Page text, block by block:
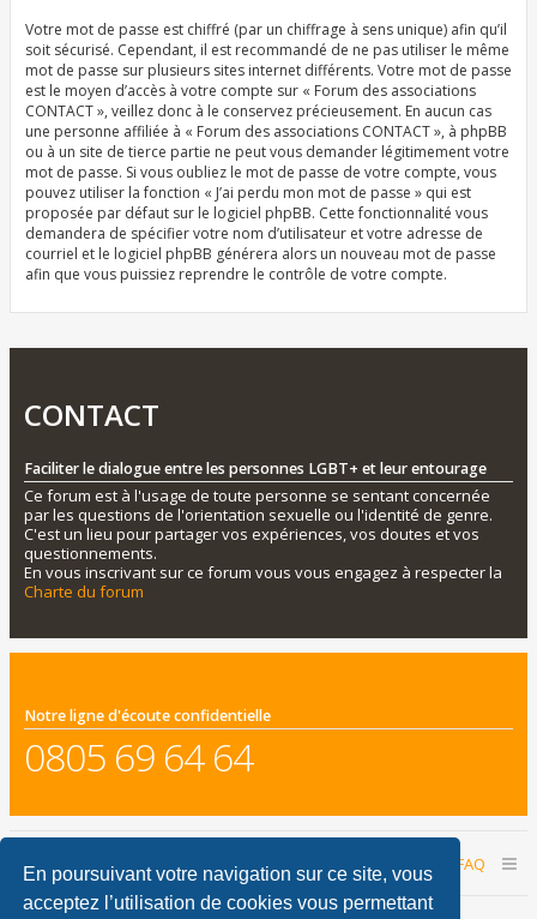
En poursuivant votre navigation sur ce site, vous
acceptez l’utilisation de cookies vous permettant
Votre mot de passe est chiffré (par un chiffrage à sens unique) afin qu’il
soit sécurisé. Cependant, il est recommandé de ne pas utiliser le même
mot de passe sur plusieurs sites internet différents. Votre mot de passe
est le moyen d’accès à votre compte sur « Forum des associations
CONTACT », veillez donc à le conservez précieusement. En aucun cas
une personne affiliée à « Forum des associations CONTACT », à phpBB
ou à un site de tierce partie ne peut vous demander légitimement votre
mot de passe. Si vous oubliez le mot de passe de votre compte, vous
pouvez utiliser la fonction « J’ai perdu mon mot de passe » qui est
proposée par défaut sur le logiciel phpBB. Cette fonctionnalité vous
demandera de spécifier votre nom d’utilisateur et votre adresse de
courriel et le logiciel phpBB générera alors un nouveau mot de passe
afin que vous puissiez reprendre le contrôle de votre compte.
CONTACT
Faciliter le dialogue entre les personnes LGBT+ et leur entourage
Ce forum est à l'usage de toute personne se sentant concernée
par les questions de l'orientation sexuelle ou l'identité de genre.
C'est un lieu pour partager vos expériences, vos doutes et vos
questionnements.
En vous inscrivant sur ce forum vous vous engagez à respecter la
Charte du forum
Notre ligne d'écoute confidentielle
0805 69 64 64
Accueil du forum FAQ
Nous contacter